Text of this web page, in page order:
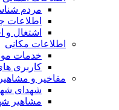
مردم
اطلاعات
اشتغال و
اطلاعات مکانی
خدمات
کاربری
مفاخیر و مشاهیر
شهدای
مشاهیر